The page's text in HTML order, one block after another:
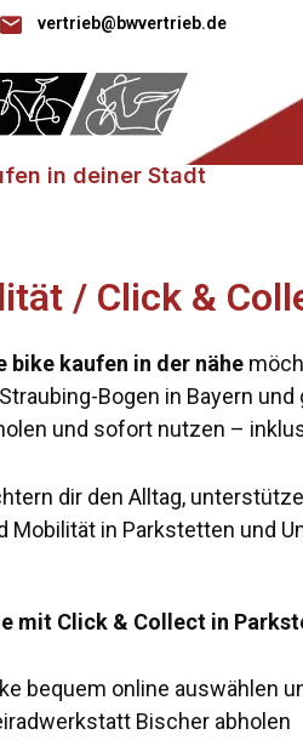
vertrieb@bwvertrieb.de
in deiner Stadt
/ Click &
bike kaufen in der nähe
Bogen in Bayern
und sofort nutzen –
dir den Alltag,
Mobilität in Parkstetten und
mit Click & Collect in
bequem online auswählen
Bischer abholen